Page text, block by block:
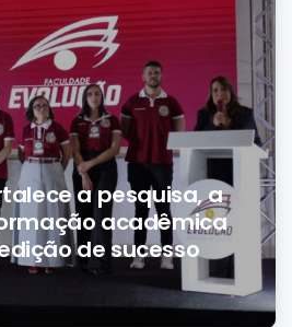
a pesquisa, a
acadêmica
de sucesso